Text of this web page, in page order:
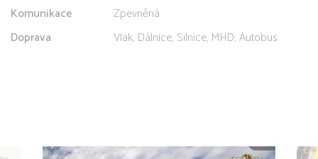
Komunikace
Zpevněná
Doprava
Vlak, Dálnice, Silnice, MHD, Autobus